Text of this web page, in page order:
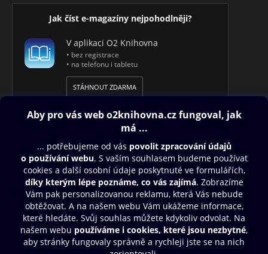
Jak číst e-magazíny nejpohodlněji?
V aplikaci O2 Knihovna
• bez registrace
• na telefonu i tabletu
STÁHNOUT ZDARMA
Obsah ke stažení
Moje O2 Knihovna
Další zábava